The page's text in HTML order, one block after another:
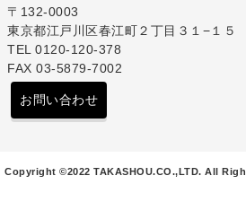
〒132-0003
東京都江戸川区春江町２丁目３１−１５
TEL 0120-120-378
FAX 03-5879-7002
お問い合わせ
Copyright ©2022 TAKASHOU.CO.,LTD. All